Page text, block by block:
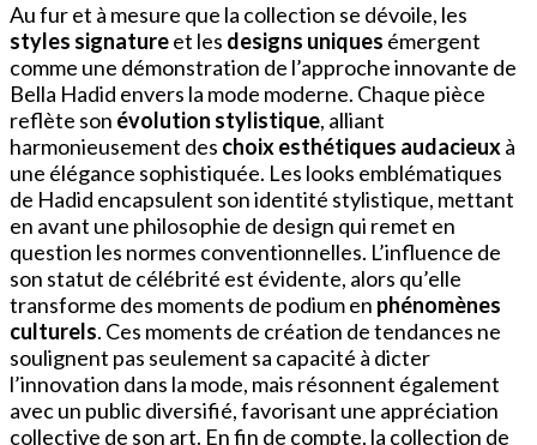
Au fur et à mesure que la collection se dévoile, les
styles signatureet les designs uniques émergent
comme une démonstration de l’approche innovante de
Bella Hadid envers la mode moderne. Chaque pièce
reflète son évolution stylistique, alliant
harmonieusement des choix esthétiques audacieuxà
une élégance sophistiquée. Les looks emblématiques
de Hadid encapsulent son identité stylistique, mettant
en avant une philosophie de design qui remet en
question les normes conventionnelles. L’influence de
son statut de célébrité est évidente, alors qu’elle
transforme des moments de podium en phénomènes
culturels. Ces moments de création de tendances ne
soulignent pas seulement sa capacité à dicter
l’innovation dans la mode, mais résonnent également
avec un public diversifié, favorisant une appréciation
collective de son art. En fin de compte, la collection de